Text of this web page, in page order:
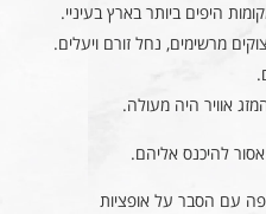
היפים ביותר בארץ בעיניי.
מרשימים, נחל זורם ויעלים.
אוויר היה מעולה.
להיכנס אליהם.
עם הסבר על אופציות